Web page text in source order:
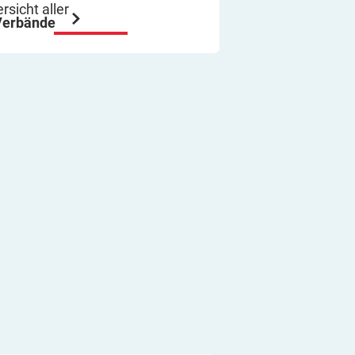
ich immer wieder so machen.
Viel Erfolg
aller